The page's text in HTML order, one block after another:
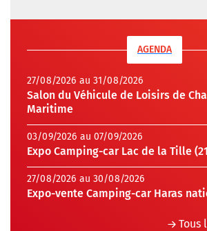
AGENDA
27/08/2026 au 31/08/2026
Salon du Véhicule de Loisirs de
Maritime
03/09/2026 au 07/09/2026
Expo Camping-car Lac de la Tille
27/08/2026 au 30/08/2026
Expo-vente Camping-car Haras
Tous